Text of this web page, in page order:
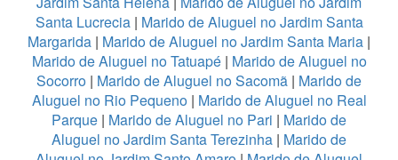
Santa Lucrecia| Marido de Aluguel no Jardim Santa
Margarida | Marido de Aluguel no Jardim Santa Maria |
Marido de Aluguel no Tatuapé| Marido de Aluguel no
Socorro | Marido de Aluguel no Sacomã | Marido de
Aluguel no Rio Pequeno| Marido de Aluguel no Real
Parque | Marido de Aluguel no Pari | Marido de
Aluguel no Jardim Santa Terezinha | Marido de